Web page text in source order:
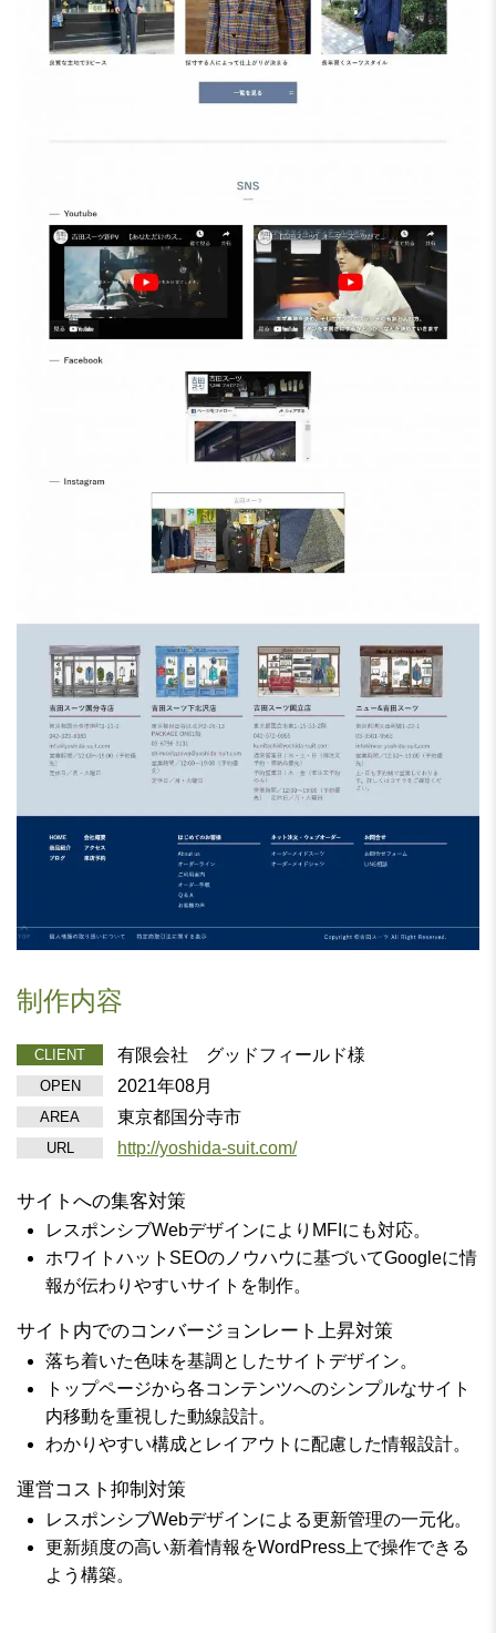
制作内容
CLIENT 有限会社 グッドフィールド様
OPEN 2021年08月
AREA 東京都国分寺市
URL http://yoshida-suit.com/
サイトへの集客対策
レスポンシブWebデザインによりMFIにも対応。
ホワイトハットSEOのノウハウに基づいてGoogleに情
報が伝わりやすいサイトを制作。
サイト内でのコンバージョンレート上昇対策
落ち着いた色味を基調としたサイトデザイン。
トップページから各コンテンツへのシンプルなサイト
内移動を重視した動線設計。
わかりやすい構成とレイアウトに配慮した情報設計。
運営コスト抑制対策
レスポンシブWebデザインによる更新管理の一元化。
更新頻度の高い新着情報をWordPress上で操作できる
よう構築。